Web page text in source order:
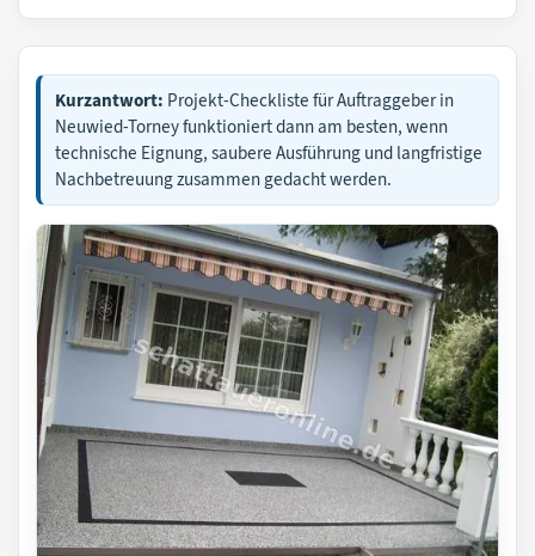
Kurzantwort: Projekt-Checkliste für Auftraggeber in
Neuwied-Torney funktioniert dann am besten, wenn
technische Eignung, saubere Ausführung und langfristige
Nachbetreuung zusammen gedacht werden.